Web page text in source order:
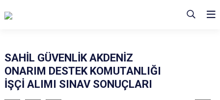
SAHİL GÜVENLİK AKDENİZ
ONARIM DESTEK KOMUTANLIĞI
İŞÇİ ALIMI SINAV SONUÇLARI